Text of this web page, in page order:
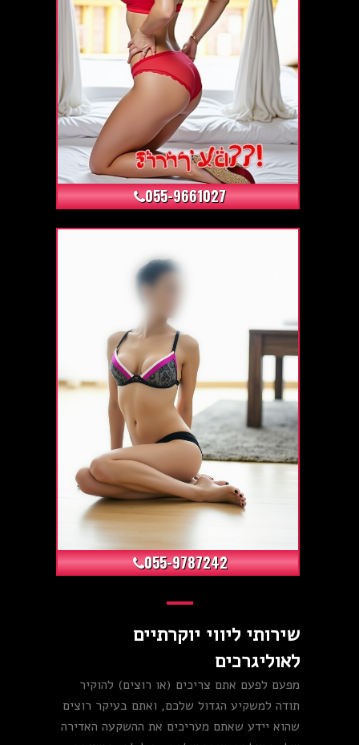
+9
055-9661027
055-9787242
שירותי ליווי יוקרתיים
לאוליגרכים
מפעם לפעם אתם צריכים (או רוצים) להוקיר
תודה למשקיע הגדול שלכם, ואתם בעיקר רוצים
שהוא יידע שאתם מעריכים את ההשקעה האדירה